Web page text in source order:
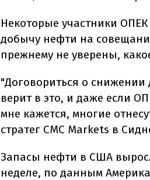
Некоторые участники
добычу нефти на
прежнему не уверены,
"Договориться о
верит в это, и даже если
мне кажется, многие
стратег CMC Markets в
Запасы нефти в США
неделе, по данным